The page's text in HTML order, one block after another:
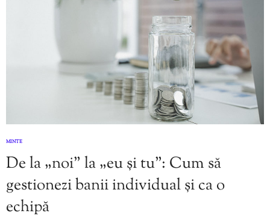
MINTE
De la „noi” la „eu și tu”: Cum să
gestionezi banii individual și ca o
echipă